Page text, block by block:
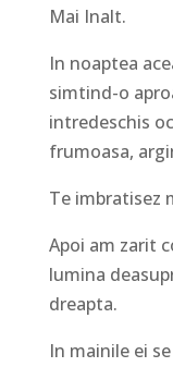
Mai Inalt.
In noaptea
simtind-o
intredeschis
frumoasa,
Te imbratisez
Apoi am zarit
lumina
dreapta.
In mainile ei